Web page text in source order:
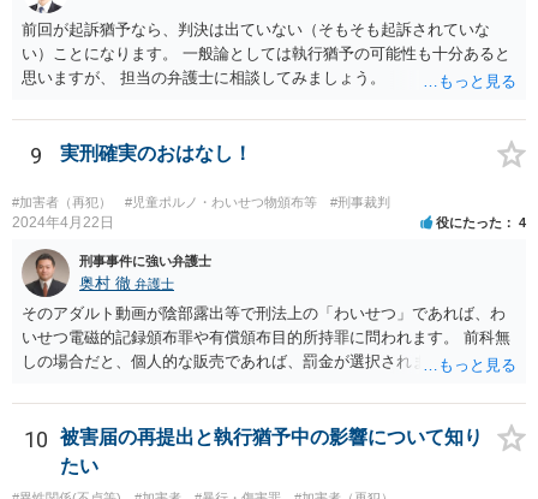
すので、ご経験則からの推測で構いません） →都条例違反だけだとす
ると、最大１年半の実刑だと思います（盗撮の上限は１年ですが、複
数件あるので併合罪過重で１．５倍の１年半）。全件示談ができれば
罰金か半年くらいもあるかもしれません。示談しなければ、１０か月
害届が出ていない余罪だけで正式起訴することは全然あり得ることな
の風紀に対する罪というところがあるので、客観的証拠がある以上は
あり得ると思います。
前回が起訴猶予なら、判決は出ていない（そもそも起訴されていな
い）ことになります。 一般論としては執行猶予の可能性も十分あると
思いますが、 担当の弁護士に相談してみましょう。
9 実刑確実のおはなし！
#加害者（再犯） #児童ポルノ・わいせつ物頒布等 #刑事裁判
2024年4月22日 役にたった 4
刑事事件に強い弁護士
奥村 徹 弁護士
そのアダルト動画が陰部露出等で刑法上の「わいせつ」であれば、わ
いせつ電磁的記録頒布罪や有償頒布目的所持罪に問われます。 前科無
しの場合だと、個人的な販売であれば、罰金が選択されます。 同種前
ないと、1年程度の懲役と予想します。 自首については、画像のわい
せつ性とともに弁護士に相談した上で、そう決断したのであれば、弁
護士に調整してもらって、一発で決める必要があります。なかなか受
理されません。
10
被害届の再提出と執行猶予中の影響について知り
たい